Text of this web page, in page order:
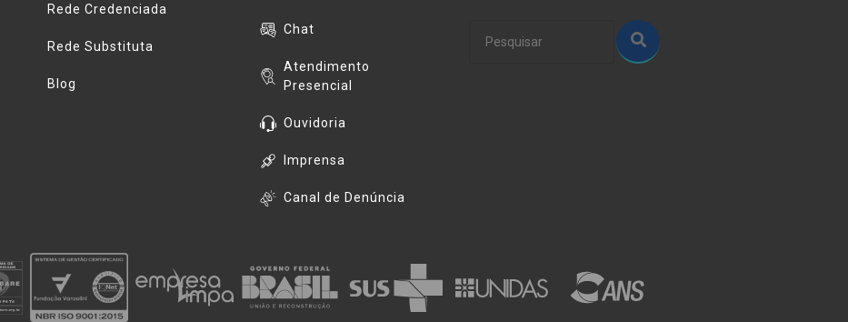
Rede Credenciada
Rede Substituta
Blog
Chat
Atendimento
Presencial
Ouvidoria
Imprensa
Canal de Denúncia